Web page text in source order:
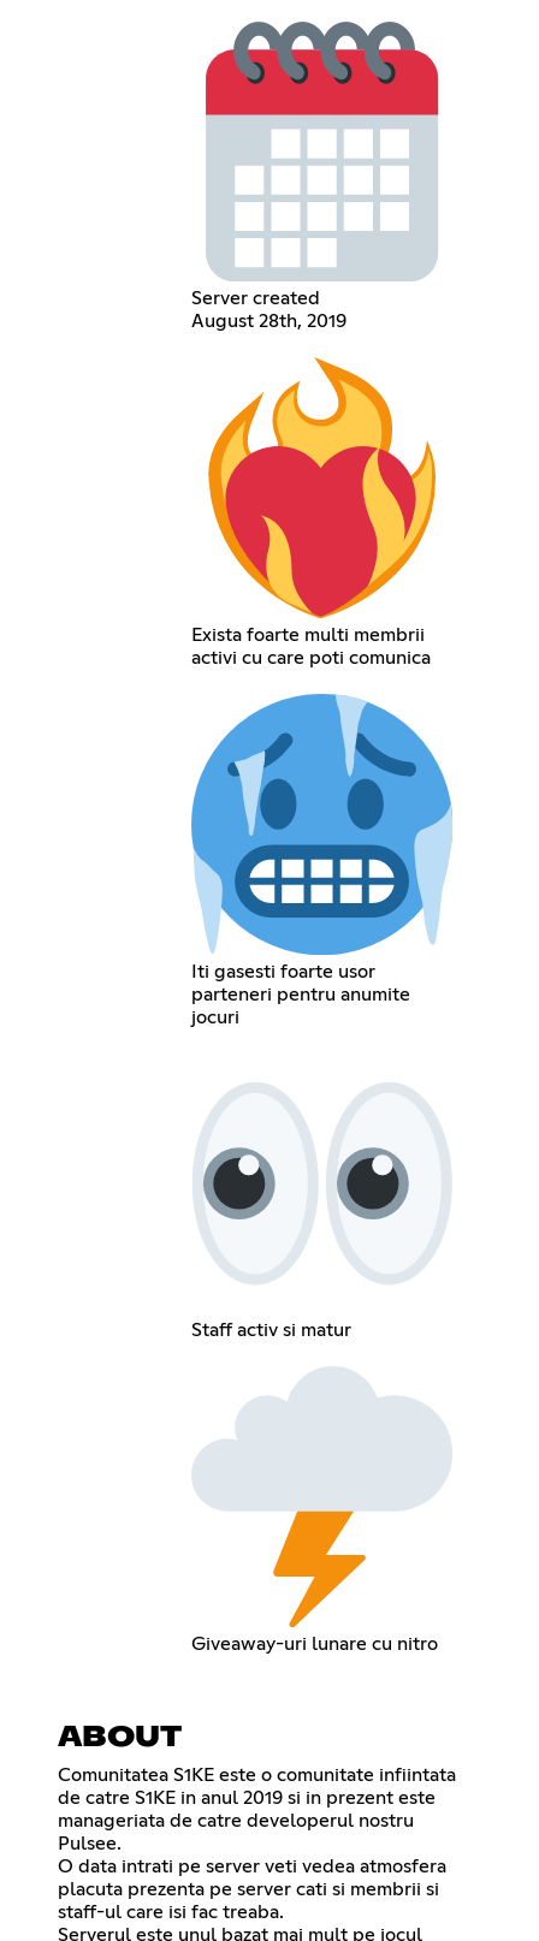
Server created
August 28th, 2019
Exista foarte multi membrii
activi cu care poti comunica
Iti gasesti foarte usor
parteneri pentru anumite
jocuri
Staff activ si matur
Giveaway-uri lunare cu nitro
ABOUT
Comunitatea S1KE este o comunitate infiintata
de catre S1KE in anul 2019 si in prezent este
manageriata de catre developerul nostru
Pulsee.
O data intrati pe server veti vedea atmosfera
placuta prezenta pe server cati si membrii si
staff-ul care isi fac treaba.
Serverul este unul bazat mai mult pe jocul